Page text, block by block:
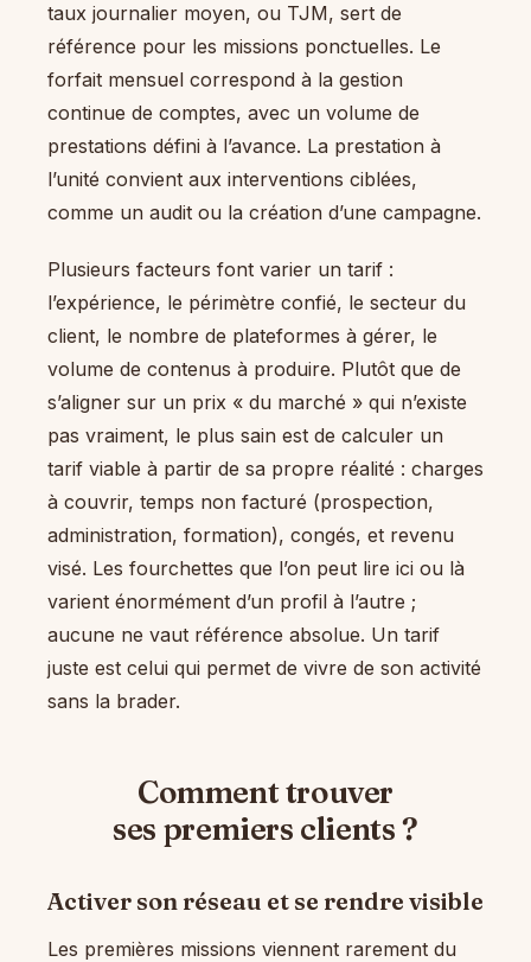
taux journalier moyen, ou TJM, sert de
référence pour les missions ponctuelles. Le
forfait mensuel correspond à la gestion
continue de comptes, avec un volume de
prestations défini à l’avance. La prestation à
l’unité convient aux interventions ciblées,
comme un audit ou la création d’une campagne.
Plusieurs facteurs font varier un tarif :
l’expérience, le périmètre confié, le secteur du
client, le nombre de plateformes à gérer, le
volume de contenus à produire. Plutôt que de
s’aligner sur un prix « du marché » qui n’existe
pas vraiment, le plus sain est de calculer un
tarif viable à partir de sa propre réalité : charges
à couvrir, temps non facturé (prospection,
administration, formation), congés, et revenu
visé. Les fourchettes que l’on peut lire ici ou là
varient énormément d’un profil à l’autre ;
aucune ne vaut référence absolue. Un tarif
juste est celui qui permet de vivre de son activité
sans la brader.
Comment trouver
ses premiers clients ?
Activer son réseau et se rendre visible
Les premières missions viennent rarement du